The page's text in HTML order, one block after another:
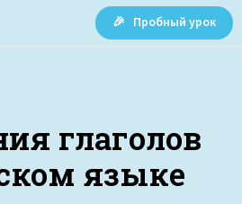
🎉 Пробный урок
глаголов
языке